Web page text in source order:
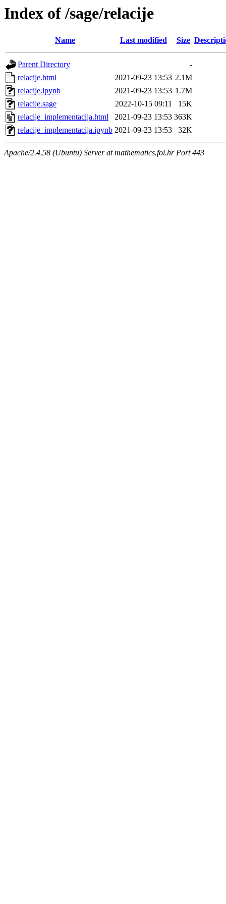
Index of /sage/relacije
Name Last modified Size
Parent Directory
-
relacije.html
2021-09-23 13:53 2.1M
relacije.ipynb
2021-09-23 13:53 1.7M
relacije.sage
2022-10-15 09:11
15K
relacije_implementacija.html
2021-09-23 13:53 363K
relacije_implementacija.ipynb 2021-09-23 13:53 32K
Apache/2.4.58 (Ubuntu) Server at mathematics.foi.hr Port 443